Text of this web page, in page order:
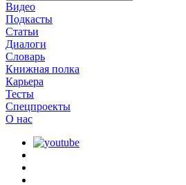
Видео
Подкасты
Статьи
Диалоги
Словарь
Книжная полка
Карьера
Тесты
Спецпроекты
О наc